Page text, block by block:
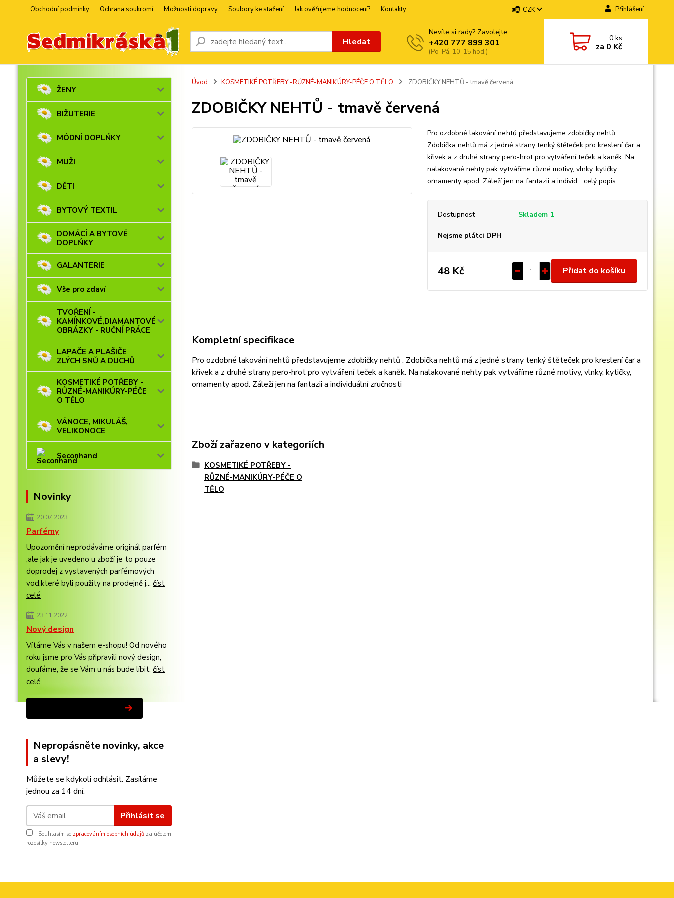
Obchodní podmínky Ochrana soukromí Možnosti dopravy Soubory ke stažení Jak ověřujeme hodnocení? Kontakty CZK Přihlášení
Hledat
Nevíte si rady? Zavolejte.
+420 777 899 301
(Po-Pá, 10-15 hod.)
0ks
za 0 Kč
ŽENY
BIŽUTERIE
MÓDNÍ DOPLŃKY
MUŽI
DĚTI
BYTOVÝ TEXTIL
DOMÁCÍ A BYTOVÉ
DOPLŃKY
GALANTERIE
Vše pro zdaví
TVOŘENÍ -
KAMÍNKOVÉ,DIAMANTOVÉ
OBRÁZKY - RUČNÍ PRÁCE
LAPAČE A PLAŠIČE
ZLÝCH SNŮ A DUCHŮ
KOSMETIKÉ POTŘEBY -
RŮZNÉ-MANIKÚRY-PÉČE
O TĚLO
VÁNOCE, MIKULÁŠ,
VELIKONOCE
Seconhand
Novinky
20.07.2023
Parfémy
Upozornění neprodáváme originál parfém
,ale jak je uvedeno u zboží je to pouze
doprodej z vystavených parfémových
vod,které byli použity na prodejně j... číst
celé
23.11.2022
Nový design
Vítáme Vás v našem e-shopu! Od nového
roku jsme pro Vás připravili nový design,
doufáme, že se Vám u nás bude líbit. číst
celé
Nepropásněte novinky, akce
a slevy!
Můžete se kdykoli odhlásit. Zasíláme
jednou za 14 dní.
Přihlásit se
Souhlasím se zpracováním osobních údajů za účelem
rozesílky newsletteru.
Úvod KOSMETIKÉ POTŘEBY -RŮZNÉ-MANIKÚRY-PÉČE O TĚLO ZDOBIČKY NEHTŮ - tmavě červená
ZDOBIČKY NEHTŮ - tmavě červená
Pro ozdobné lakování nehtů představujeme zdobičky nehtů .
Zdobička nehtů má z jedné strany tenký štěteček pro kreslení čar a
křivek a z druhé strany pero-hrot pro vytváření teček a kaněk. Na
nalakované nehty pak vytváříme různé motivy, vlnky, kytičky,
ornamenty apod. Záleží jen na fantazii a individ... celý popis
Dostupnost Skladem 1
Nejsme plátci DPH
48 Kč Přidat do košíku
Kompletní specifikace
Pro ozdobné lakování nehtů představujeme zdobičky nehtů . Zdobička nehtů má z jedné strany tenký štěteček pro kreslení čar a
křivek a z druhé strany pero-hrot pro vytváření teček a kaněk. Na nalakované nehty pak vytváříme různé motivy, vlnky, kytičky,
ornamenty apod. Záleží jen na fantazii a individuální zručnosti
Zboží zařazeno v kategoriích
KOSMETIKÉ POTŘEBY -
RŮZNÉ-MANIKÚRY-PÉČE O
TĚLO